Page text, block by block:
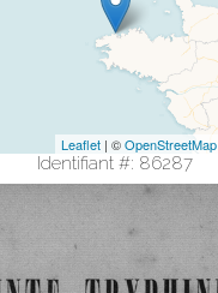
Leaflet | ©OpenStreetMap
Identifiant #: 86287